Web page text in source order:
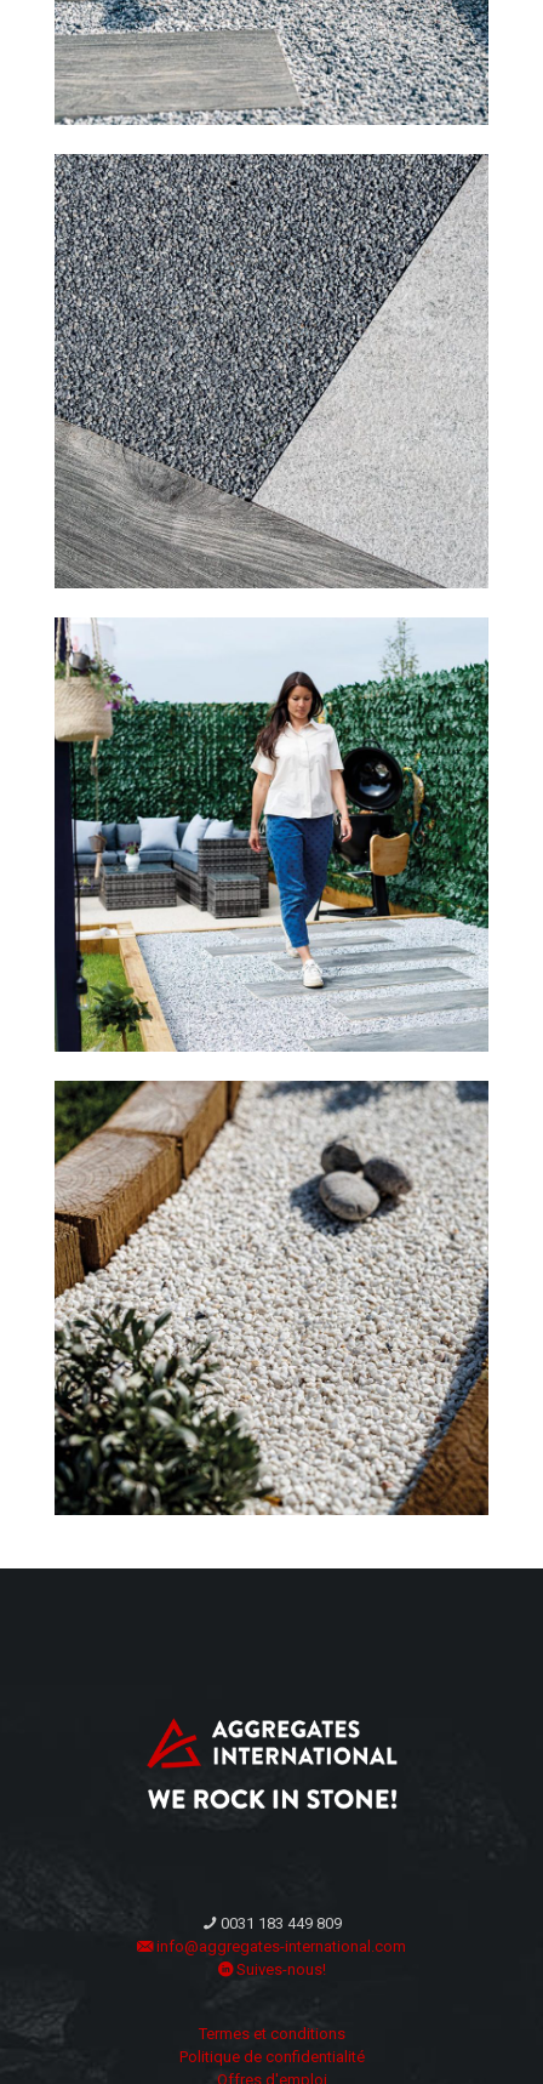
0031 183 449 809
info@aggregates-international.com
Suives-nous!
Termes et conditions
Politique de confidentialité
Offres d'emploi